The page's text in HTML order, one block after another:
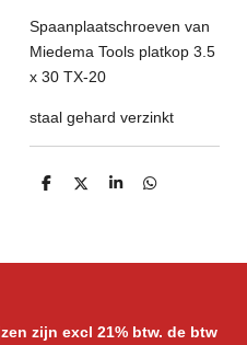
Spaanplaatschroeven van
Miedema Tools platkop 3.5
x 30 TX-20
staal gehard verzinkt
D
D
S
D
zijn excl 21% btw. de btw